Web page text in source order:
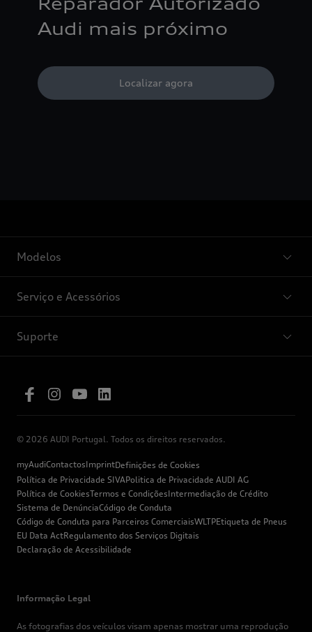
Audi mais próximo
Localizar agora
Modelos
Serviço e Acessórios
Suporte
© 2026 AUDI Portugal. Todos os direitos reservados.
myAudiContactosImprintDefinições de Cookies
Política de Privacidade SIVAPolitica de Privacidade AUDI AG
Política de CookiesTermos e CondiçõesIntermediação de Crédito
Sistema de DenúnciaCódigo de Conduta
Código de Conduta para Parceiros ComerciaisWLTPEtiqueta de Pneus
EU Data ActRegulamento dos Serviços Digitais
Declaração de Acessibilidade
Informação Legal
As fotografias dos veículos visam apenas mostrar uma reprodução